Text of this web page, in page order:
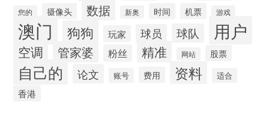
您的 摄像头 数据 新奥 时间 机票 游戏
澳门 狗狗 玩家 球员 球队 用户
空调 管家婆 粉丝 精准 网站 股票
自己的 论文 账号 费用 资料 适合
香港